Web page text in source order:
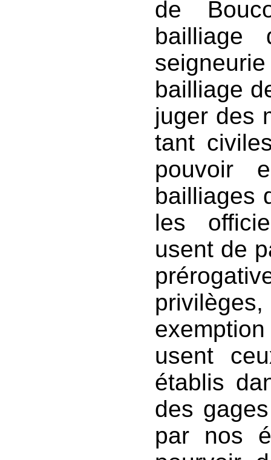
de
bailliage
juger des
tant
pouvoir
bailliages
les
usent de
usent
établis
des
par nos